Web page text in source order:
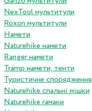
NexTool мультитули
Roxon мультитули
Намети
Naturehike намети
Ranger намети
Tramp намети, тенти
Туристичне спорядження
Naturehike спальні мішки
Naturehike гамаки